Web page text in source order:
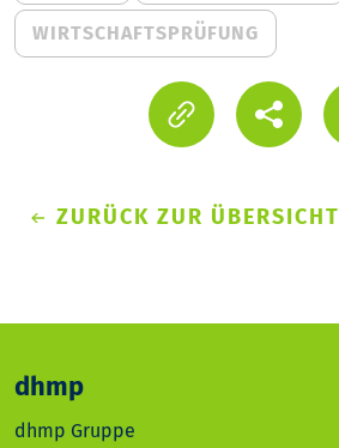
WIRTSCHAFTSPRÜFUNG
ZURÜCK ZUR ÜBERSICHT
dhmp
dhmp Gruppe